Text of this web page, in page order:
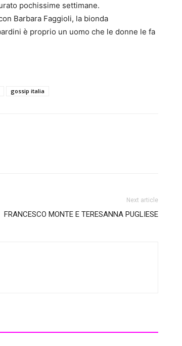
pochissime settimane.
Barbara Faggioli, la bionda
è proprio un uomo che le donne le fa
gossip italia
Next article
FRANCESCO MONTE E TERESANNA PUGLIESE